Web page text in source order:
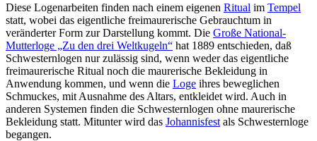
Diese Logenarbeiten finden nach einem eigenen Ritual im Tempel
statt, wobei das eigentliche freimaurerische Gebrauchtum in
veränderter Form zur Darstellung kommt. Die Große National-
Mutterloge „Zu den drei Weltkugeln“ hat 1889 entschieden, daß
Schwesternlogen nur zulässig sind, wenn weder das eigentliche
freimaurerische Ritual noch die maurerische Bekleidung in
Anwendung kommen, und wenn die Loge ihres beweglichen
Schmuckes, mit Ausnahme des Altars, entkleidet wird. Auch in
anderen Systemen finden die Schwesternlogen ohne maurerische
Bekleidung statt. Mitunter wird das Johannisfest als Schwesternloge
begangen.